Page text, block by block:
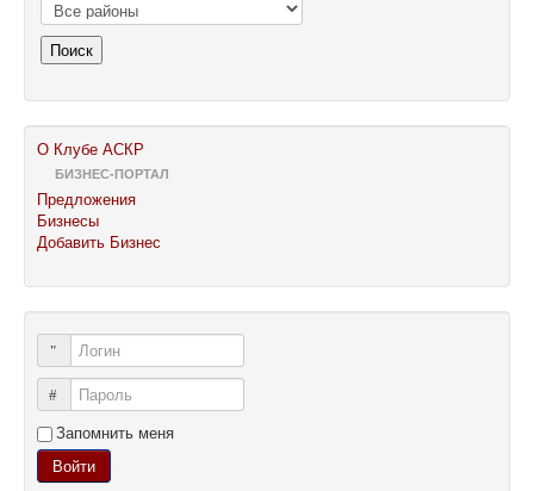
Поиск
О Клубе АСКР
БИЗНЕС-ПОРТАЛ
Предложения
Бизнесы
Добавить Бизнес
Логин
Пароль
Запомнить меня
Войти